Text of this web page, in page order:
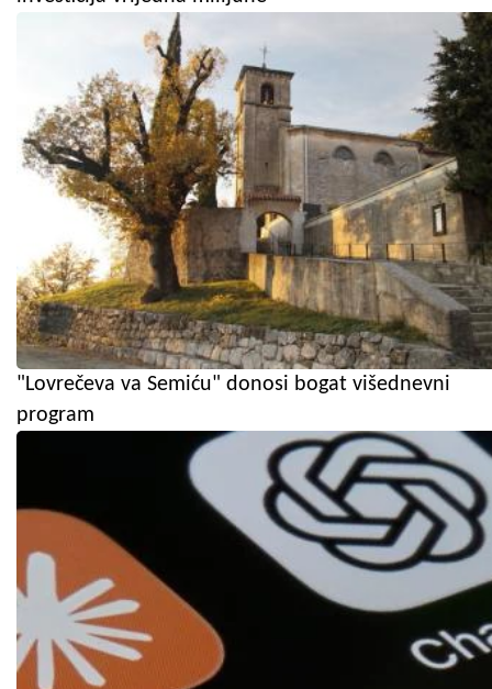
"Lovrečeva va Semiću" donosi bogat višednevni
program